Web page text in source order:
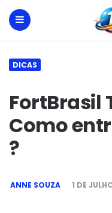
DICAS
FortBrasil
Como
?
POSTED
BY
ANNE SOUZA 1 DE